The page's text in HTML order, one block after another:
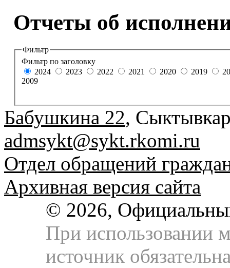
Отчеты об
Фильтр
Фильтр по заголовку
2024
2023 2022 2021 2020 2019
2009
Бабушкина 22,
admsykt@sykt.rkomi.ru
Отдел обращений
Архивная версия сайта
© 2026,
При использовании
источник